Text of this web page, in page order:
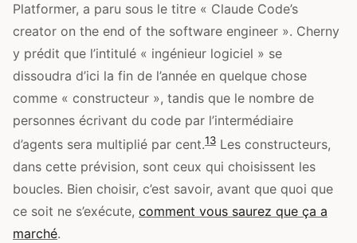
Platformer, a paru sous le titre « Claude Code’s
creator on the end of the software engineer ». Cherny
y prédit que l’intitulé « ingénieur logiciel » se
dissoudra d’ici la fin de l’année en quelque chose
comme « constructeur », tandis que le nombre de
personnes écrivant du code par l’intermédiaire
d’agents sera multiplié par cent.13 Les constructeurs,
dans cette prévision, sont ceux qui choisissent les
boucles. Bien choisir, c’est savoir, avant que quoi que
ce soit ne s’exécute, comment vous saurez que ça a
marché.